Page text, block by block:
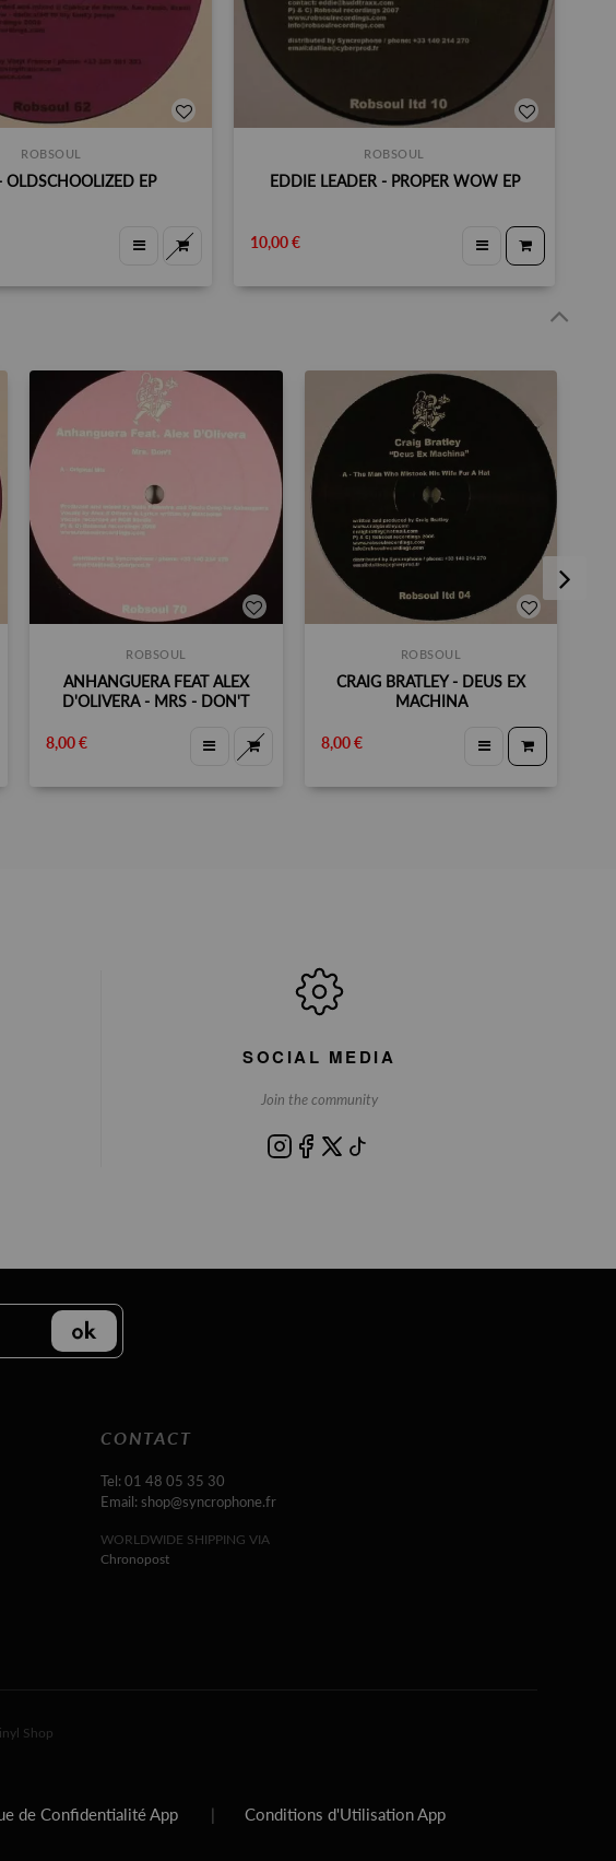
ROBSOUL
OLDSCHOOLIZED EP
ROBSOUL
EDDIE LEADER - PROPER WOW EP
10,00 €
ROBSOUL
ANHANGUERA FEAT ALEX
D'OLIVERA - MRS - DON'T
8,00 €
ROBSOUL
CRAIG BRATLEY - DEUS EX
MACHINA
8,00 €
SOCIAL MEDIA
Join the community
CONTACT
Tel: 01 48 05 35 30
Email: shop@syncrophone.fr
WORLDWIDE SHIPPING VIA
Chronopost
Shop
de Confidentialité App | Conditions d'Utilisation App